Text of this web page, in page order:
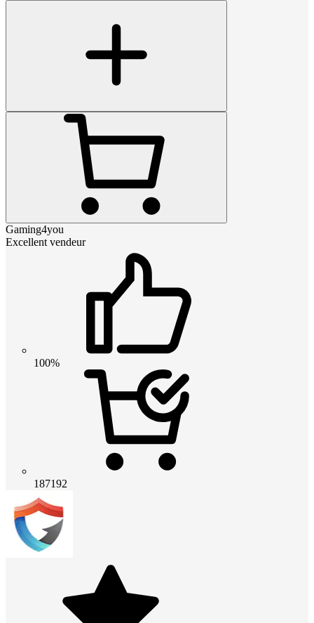
Gaming4you
Excellent vendeur
100%
187192